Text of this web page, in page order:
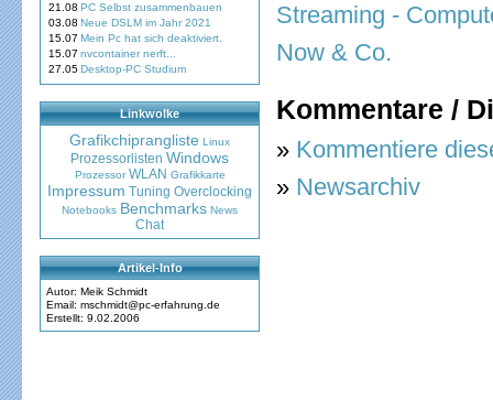
21.08 PC Selbst zusammenbauen
03.08 Neue DSLM im Jahr 2021
15.07 Mein Pc hat sich deaktiviert.
15.07 nvcontainer nerft...
27.05Desktop-PC Studium
Linkwolke
Grafikchiprangliste Linux
Prozessorlisten Windows
Prozessor WLAN Grafikkarte
Impressum Tuning Overclocking
Notebooks Benchmarks News
Chat
Artikel-Info
Autor: Meik Schmidt
Email: mschmidt@pc-erfahrung.de
Erstellt: 9.02.2006
Streaming -
Now & Co.
Kommentare /
» Kommentiere
» Newsarchiv